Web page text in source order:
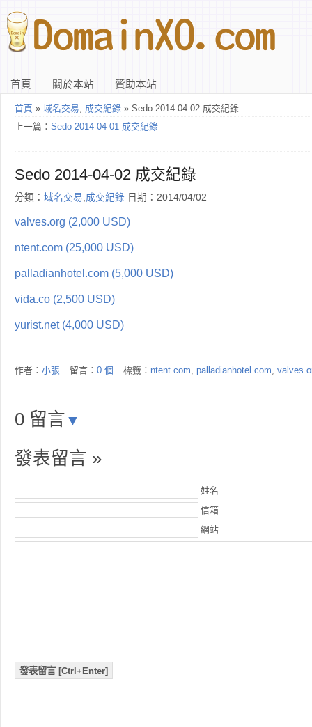
首頁 關於本站 贊助本站
首頁 » 域名交易, 成交紀錄 » Sedo 2014-04-02 成交紀錄
上一篇： Sedo 2014-04-01 成交紀錄
Sedo 2014-04-02 成交紀錄
分類： 域名交易,成交紀錄 日期：2014/04/02
valves.org (2,000 USD)
ntent.com (25,000 USD)
palladianhotel.com (5,000 USD)
vida.co (2,500 USD)
yurist.net (4,000 USD)
作者： 小張 留言： 0 個 標籤： ntent.com, palladianhotel.com,
0 留言 ▼
發表留言 »
姓名
信箱
網站